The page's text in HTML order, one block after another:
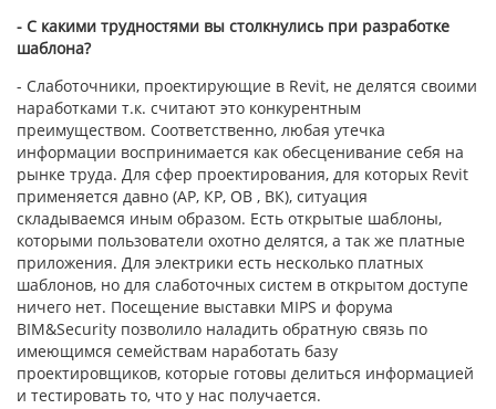
- С какими трудностями вы столкнулись при разработке
шаблона?
- Слаботочники, проектирующие в Revit, не делятся своими
наработками т.к. считают это конкурентным
преимуществом. Соответственно, любая утечка
информации воспринимается как обесценивание себя на
рынке труда. Для сфер проектирования, для которых Revit
применяется давно (АР, КР, ОВ , ВК), ситуация
складываемся иным образом. Есть открытые шаблоны,
которыми пользователи охотно делятся, а так же платные
приложения. Для электрики есть несколько платных
шаблонов, но для слаботочных систем в открытом доступе
ничего нет. Посещение выставки MIPS и форума
BIM&Security позволило наладить обратную связь по
имеющимся семействам наработать базу
проектировщиков, которые готовы делиться информацией
и тестировать то, что у нас получается.